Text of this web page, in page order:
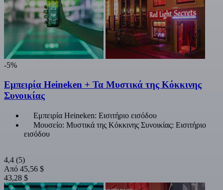
-5%
Εμπειρία Heineken + Τα Μυστικά της Κόκκινης
Συνοικίας
Εμπειρία Heineken: Εισιτήριο εισόδου
Μουσείο: Μυστικά της Κόκκινης Συνοικίας: Εισιτήριο
εισόδου
4,4 (5)
Από 45,56 $
43,28 $